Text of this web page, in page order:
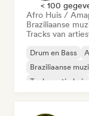
< 100
Afro Huis /
Braziliaanse
Tracks van
Drum en Bass
Braziliaanse
Toekomstig huis